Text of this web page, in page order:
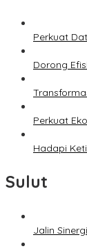
Perkuat
Dorong
Perkuat
Hadapi
Sulut
Jalin